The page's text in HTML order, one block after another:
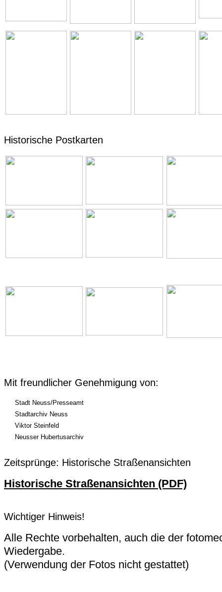
Historische Postkarten
Mit freundlicher Genehmigung von:
Stadt Neuss/Presseamt
Stadtarchiv Neuss
Viktor Steinfeld
Neusser Hubertusarchiv
Zeitsprünge: Historische Straßenansichten
Historische Straßenansichten (PDF)
Wichtiger Hinweis!
Alle Rechte vorbehalten, auch die der
Wiedergabe.
(Verwendung der Fotos nicht gestattet)